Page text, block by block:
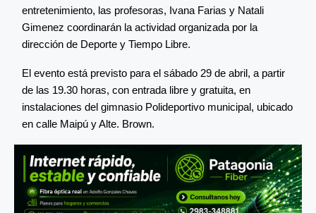
entretenimiento, las profesoras, Ivana Farias y Natali
Gimenez coordinarán la actividad organizada por la
dirección de Deporte y Tiempo Libre.
El evento está previsto para el sábado 29 de abril, a partir
de las 19.30 horas, con entrada libre y gratuita, en
instalaciones del gimnasio Polideportivo municipal, ubicado
en calle Maipú y Alte. Brown.